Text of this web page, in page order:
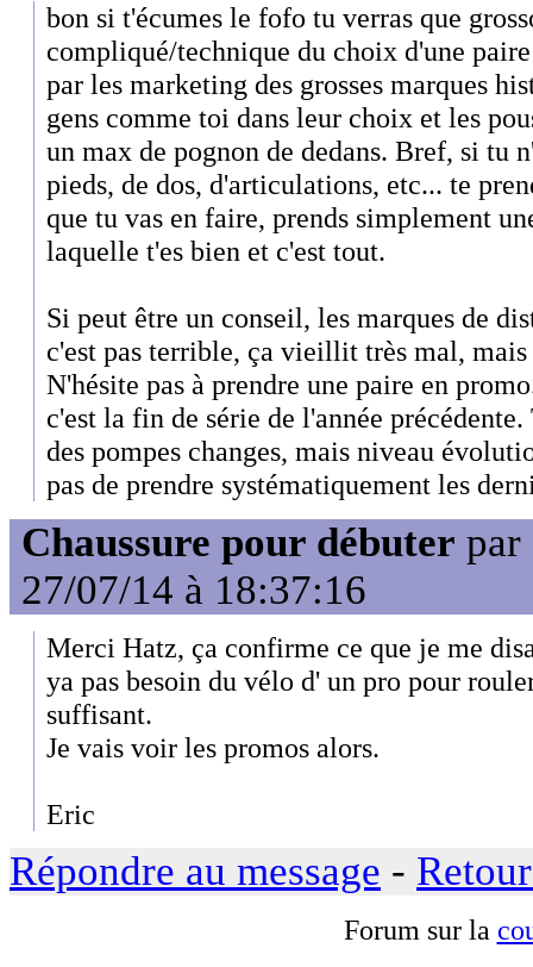
bon si t'écumes le fofo tu verras que
compliqué/technique du choix d'une
par les marketing des grosses marques
gens comme toi dans leur choix et les
un max de pognon de dedans. Bref, si tu
pieds, de dos, d'articulations, etc... te
que tu vas en faire, prends simplement
laquelle t'es bien et c'est tout.
Si peut être un conseil, les marques de
c'est pas terrible, ça vieillit très mal,
N'hésite pas à prendre une paire en
c'est la fin de série de l'année
des pompes changes, mais niveau
pas de prendre systématiquement les
Chaussure pour débuter par
27/07/14 à 18:37:16
Merci Hatz, ça confirme ce que je me
ya pas besoin du vélo d' un pro pour
suffisant.
Je vais voir les promos alors.
Eric
Répondre au message -
Forum sur la